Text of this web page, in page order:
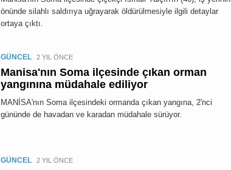
önünde silahlı saldırıya uğrayarak öldürülmesiyle ilgili detaylar
ortaya çıktı.
GÜNCEL 2 YIL ÖNCE
Manisa'nın Soma ilçesinde çıkan orman
yangınına müdahale ediliyor
MANİSA'nın Soma ilçesindeki ormanda çıkan yangına, 2'nci
gününde de havadan ve karadan müdahale sürüyor.
GÜNCEL 2 YIL ÖNCE